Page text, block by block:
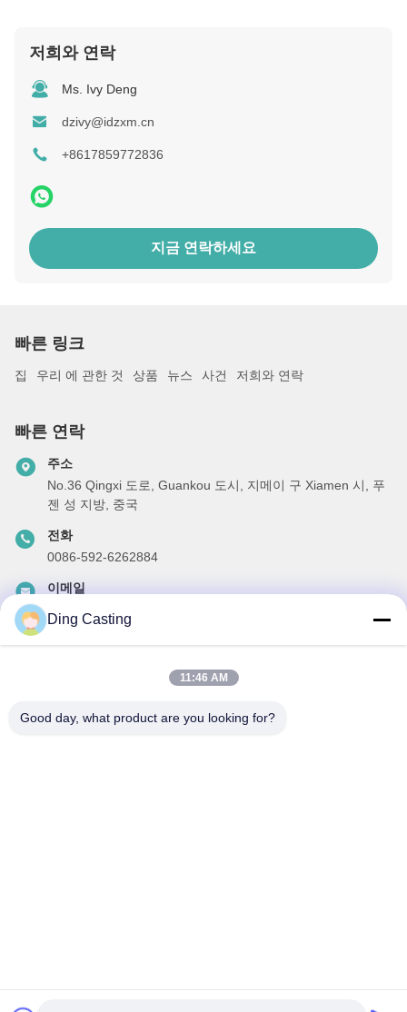
저희와 연락
Ms. Ivy Deng
dzivy@idzxm.cn
+8617859772836
지금 연락하세요
빠른 링크
집 우리 에 관한 것 상품 뉴스 사건 저희와 연락
빠른 연락
주소
No.36 Qingxi 도로, Guankou 도시, 지메이 구 Xiamen 시, 푸
젠 성 지방, 중국
전화
0086-592-6262884
이메일
할인 및 더 많은 정보를 얻기 위해 뉴스레터에 가입하십시오.
Ding Casting
11:46 AM
Good day, what product are you looking for?